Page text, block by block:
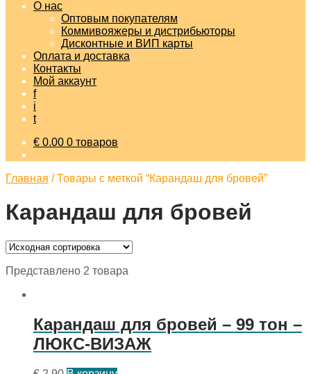
О нас
Оптовым покупателям
Коммивояжеры и дистрибьюторы
Дисконтные и ВИП карты
Оплата и доставка
Контакты
Мой аккаунт
f
i
t
€ 0.00 0 товаров
Главная /Товары с меткой “Карандаш для бровей”
Карандаш для бровей
Представлено 2 товара
Карандаш для бровей – 99 тон –
ЛЮКС-ВИЗАЖ